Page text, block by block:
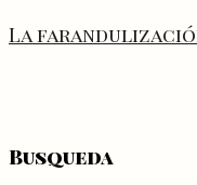
La
Busqueda